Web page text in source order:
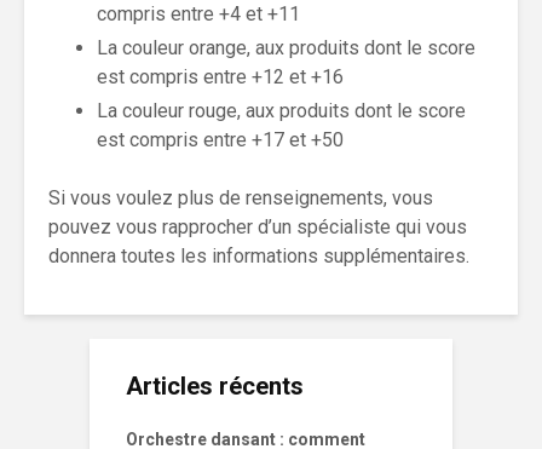
compris entre +4 et +11
La couleur orange, aux produits dont le score
est compris entre +12 et +16
La couleur rouge, aux produits dont le score
est compris entre +17 et +50
Si vous voulez plus de renseignements, vous
pouvez vous rapprocher d’un spécialiste qui vous
donnera toutes les informations supplémentaires.
Articles récents
Orchestre dansant : comment